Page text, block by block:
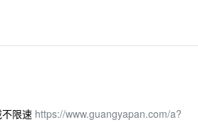
限速 https://www.guangyapan.com/a?